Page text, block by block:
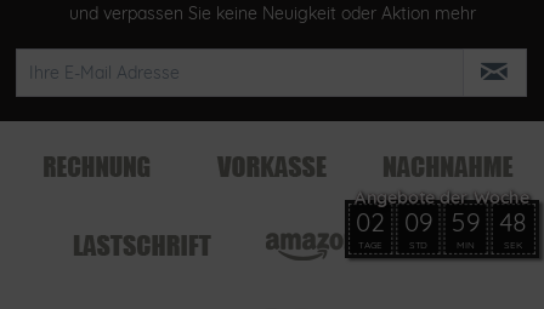
und verpassen Sie keine Neuigkeit oder Aktion mehr
02
TAGE
09
STD
59
MIN
48
SEK